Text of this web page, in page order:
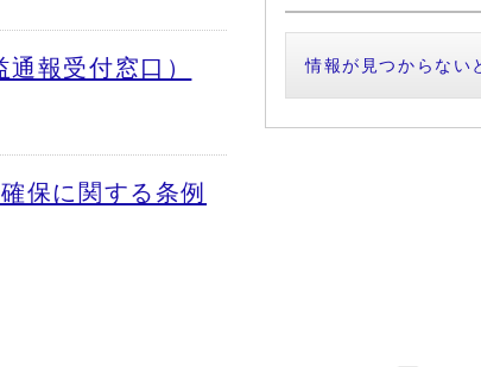
報受付窓口）
保に関する条例
情報が見つからない